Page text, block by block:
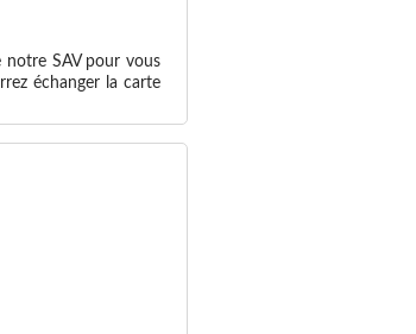
notre SAV pour vous
échanger la carte